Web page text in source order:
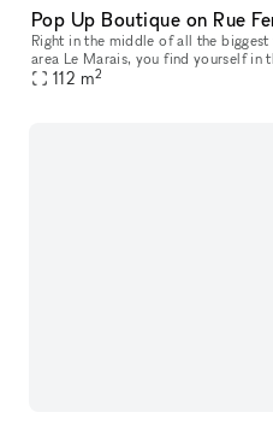
Pop Up Boutique on Rue
Right in the middle of all the
area Le Marais​,​ you find yourself in
one of the few pop-up spaces in the
112 m2